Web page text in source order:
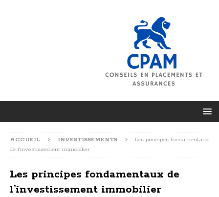
ACCUEIL INVESTISSEMENTS
Les principes fondamentaux
de l’investissement immobilier
Les principes fondamentaux de
l’investissement immobilier